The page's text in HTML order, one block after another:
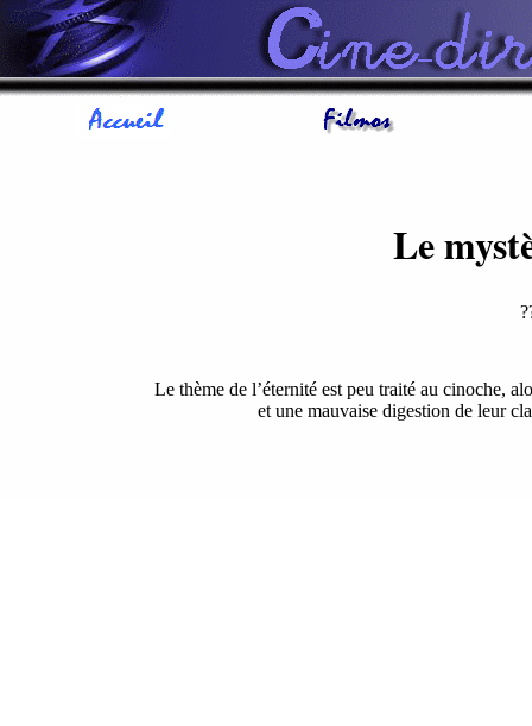
Le
Le thème de l’éternité est peu traité au cinoche,
et une mauvaise digestion de leur